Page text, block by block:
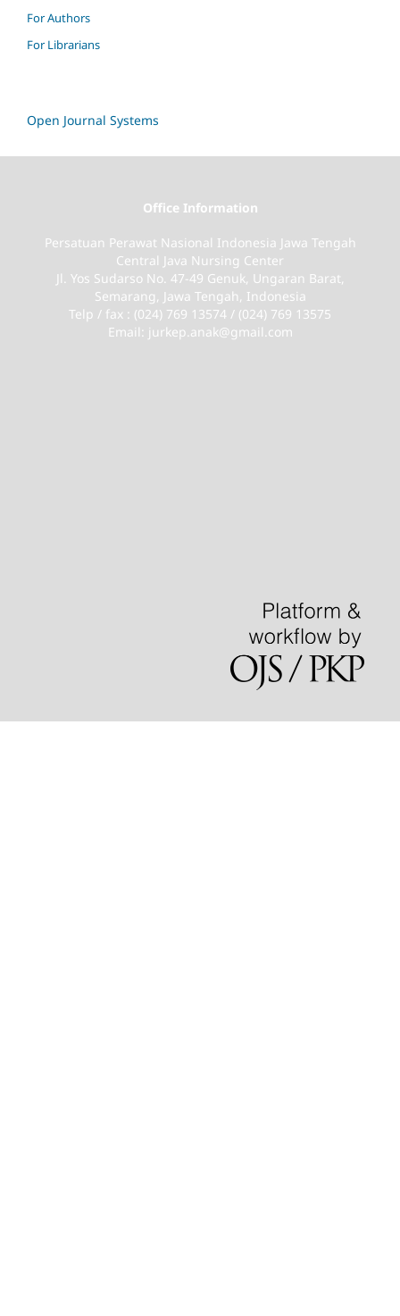
For Authors
For Librarians
Open Journal Systems
Office Information
Persatuan Perawat Nasional Indonesia Jawa Tengah
Central Java Nursing Center
Jl. Yos Sudarso No. 47-49 Genuk, Ungaran Barat,
Semarang, Jawa Tengah, Indonesia
Telp / fax : (024) 769 13574 / (024) 769 13575
Email: jurkep.anak@gmail.com